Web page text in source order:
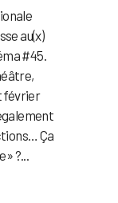
au(x)
#45.
février
Ça
?...